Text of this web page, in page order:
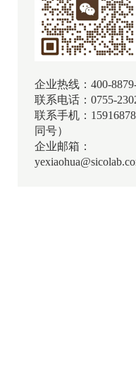
企业热线：400-
联系电话：0755-
联系手机：
同号）
企业邮箱：